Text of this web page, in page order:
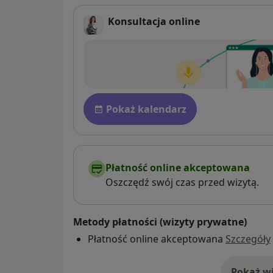
Konsultacja online
Dostępność
Pokaż kalendarz
Płatność online akceptowana
Oszczędź swój czas przed wizytą.
Metody płatności (wizyty prywatne)
Płatność online akceptowana Szczegóły